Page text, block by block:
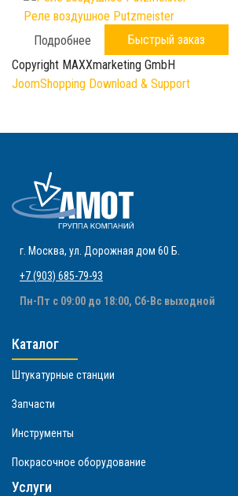
Реле воздушное Putzmeister
Подробнее
Быстрый заказ
Copyright MAXXmarketing GmbH
JoomShopping Download & Support
г. Москва, ул. Дорожная дом 60 Б
+7 (903) 685-79-93
Пн-Пт с 09:00 до 18:00, Сб-Вс выходной
Каталог
Штукатурные станции
Запчасти
Инструменты
Покрасочное оборудование
Услуги